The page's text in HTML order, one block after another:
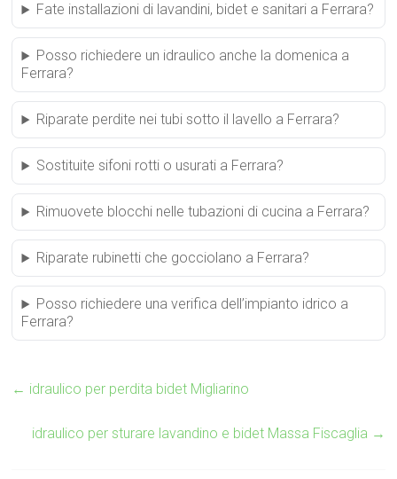
Fate installazioni di lavandini, bidet e sanitari a Ferrara?
Posso richiedere un idraulico anche la domenica a
Ferrara?
Riparate perdite nei tubi sotto il lavello a Ferrara?
Sostituite sifoni rotti o usurati a Ferrara?
Rimuovete blocchi nelle tubazioni di cucina a Ferrara?
Riparate rubinetti che gocciolano a Ferrara?
Posso richiedere una verifica dell’impianto idrico a
Ferrara?
← idraulico per perdita bidet Migliarino
idraulico per sturare lavandino e bidet Massa Fiscaglia →